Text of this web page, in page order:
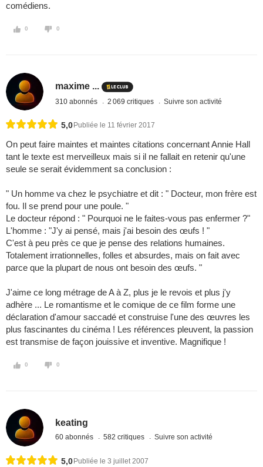
comédiens.
0 0
maxime ...
310 abonnés 2 069 critiques Suivre son activité
5,0 Publiée le 11 février 2017
On peut faire maintes et maintes citations concernant Annie Hall
tant le texte est merveilleux mais si il ne fallait en retenir qu'une
seule se serait évidemment sa conclusion :
" Un homme va chez le psychiatre et dit : " Docteur, mon frère est
fou. Il se prend pour une poule. "
Le docteur répond : " Pourquoi ne le faites-vous pas enfermer ?"
L'homme : "J'y ai pensé, mais j'ai besoin des œufs ! "
C'est à peu près ce que je pense des relations humaines.
Totalement irrationnelles, folles et absurdes, mais on fait avec
parce que la plupart de nous ont besoin des œufs. "
J'aime ce long métrage de A à Z, plus je le revois et plus j'y
adhère ... Le romantisme et le comique de ce film forme une
déclaration d'amour saccadé et construise l'une des œuvres les
plus fascinantes du cinéma ! Les références pleuvent, la passion
est transmise de façon jouissive et inventive. Magnifique !
0 0
keating
60 abonnés 582 critiques Suivre son activité
5,0 Publiée le 3 juillet 2007